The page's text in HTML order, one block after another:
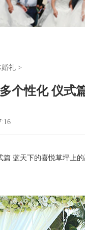
婚礼 >
个性化 仪式
篇 蓝天下的喜悦草坪上